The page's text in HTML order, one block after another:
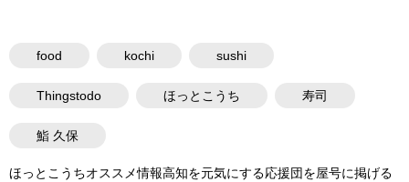
food kochi sushi
Thingstodo ほっとこうち 寿司
鮨 久保
ほっとこうちオススメ情報高知を元気にする応援団を屋号に掲げる